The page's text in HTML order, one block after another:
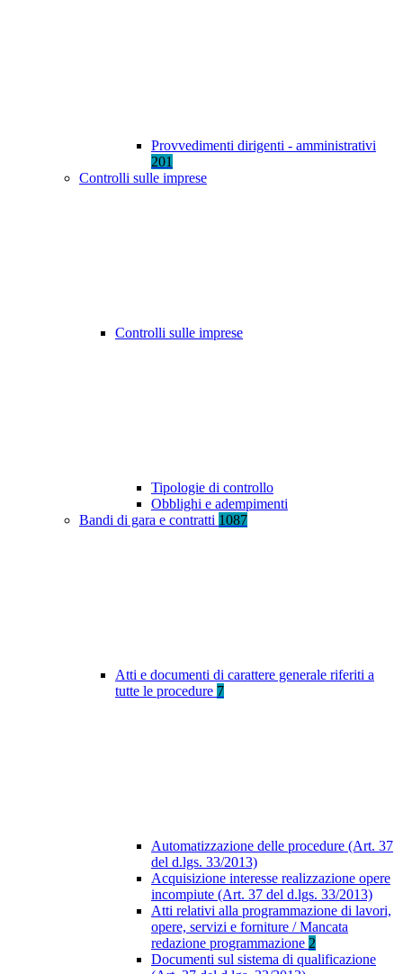
Provvedimenti dirigenti - amministrativi
201
Controlli sulle imprese
Controlli sulle imprese
Tipologie di controllo
Obblighi e adempimenti
Bandi di gara e contratti 1087
Atti e documenti di carattere generale riferiti a
tutte le procedure 7
Automatizzazione delle procedure (Art. 37
del d.lgs. 33/2013)
Acquisizione interesse realizzazione opere
incompiute (Art. 37 del d.lgs. 33/2013)
Atti relativi alla programmazione di lavori,
opere, servizi e forniture / Mancata
redazione programmazione 2
Documenti sul sistema di qualificazione